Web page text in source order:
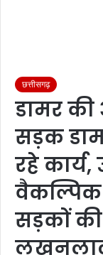
छत्तीसगढ़
डामर
सड़क
रहे कार्य,
वैकल्पिक
सड़कों की